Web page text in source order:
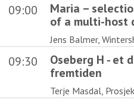
09:00
Maria –
of a multi-host
Jens Balmer,
09:30
Oseberg H - et
fremtiden
Terje Masdal,